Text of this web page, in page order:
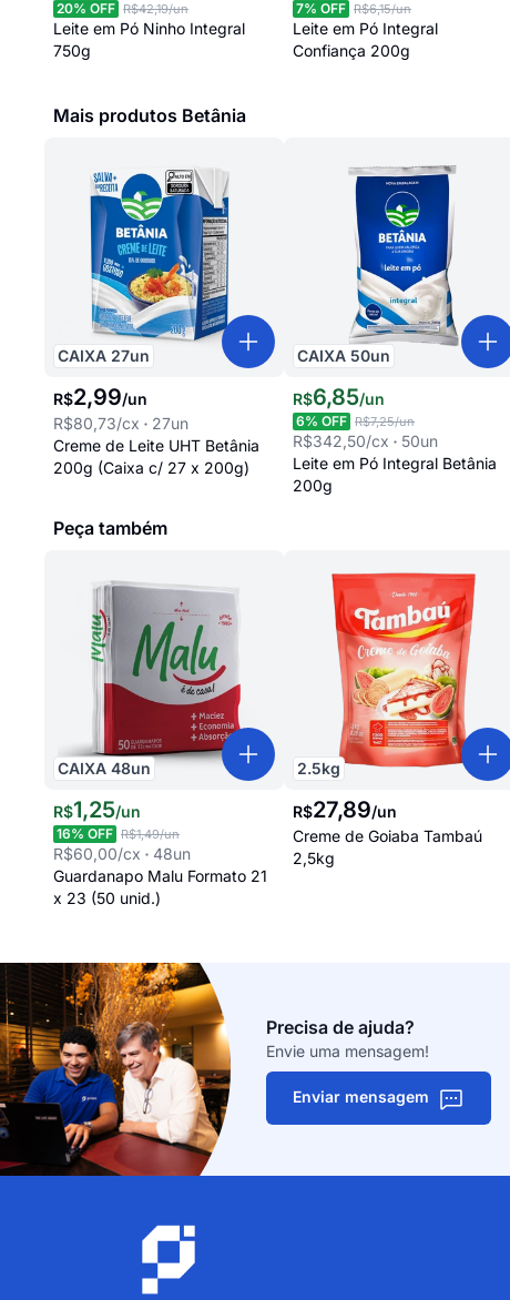
20% OFF R$42,19/un
Leite em Pó Ninho Integral
750g
7% OFF R$6,15/un
Leite em Pó Integral
Confiança 200g
Mais produtos Betânia
CAIXA 27un
R$2,99/un
R$80,73/cx 27un
Creme de Leite UHT Betânia
200g (Caixa c/ 27 x 200g)
CAIXA 50un
R$6,85/un
6% OFF R$7,25/un
R$342,50/cx 50un
Leite em Pó Integral Betânia
200g
Peça também
CAIXA 48un
R$1,25/un
16% OFF R$1,49/un
R$60,00/cx 48un
Guardanapo Malu Formato 21
x 23 (50 unid.)
2.5kg
R$27,89/un
Creme de Goiaba Tambaú
2,5kg
Precisa de ajuda?
Envie uma mensagem!
Enviar mensagem